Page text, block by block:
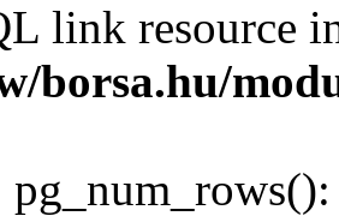
link resource
borsa.hu/